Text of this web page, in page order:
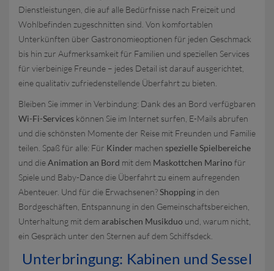
Dienstleistungen, die auf alle Bedürfnisse nach Freizeit und
Wohlbefinden zugeschnitten sind. Von komfortablen
Unterkünften über Gastronomieoptionen für jeden Geschmack
bis hin zur Aufmerksamkeit für Familien und speziellen Services
für vierbeinige Freunde – jedes Detail ist darauf ausgerichtet,
eine qualitativ zufriedenstellende Überfahrt zu bieten.
Bleiben Sie immer in Verbindung: Dank des an Bord verfügbaren
Wi-Fi-Services können Sie im Internet surfen, E-Mails abrufen
und die schönsten Momente der Reise mit Freunden und Familie
teilen. Spaß für alle: Für Kinder machen spezielle Spielbereiche
und dieAnimation an Bord mit dem Maskottchen Marino für
Spiele und Baby-Dance die Überfahrt zu einem aufregenden
Abenteuer. Und für die Erwachsenen?Shopping in den
Bordgeschäften, Entspannung in den Gemeinschaftsbereichen,
Unterhaltung mit dem arabischen Musikduo und, warum nicht,
ein Gespräch unter den Sternen auf dem Schiffsdeck.
Unterbringung: Kabinen und Sessel